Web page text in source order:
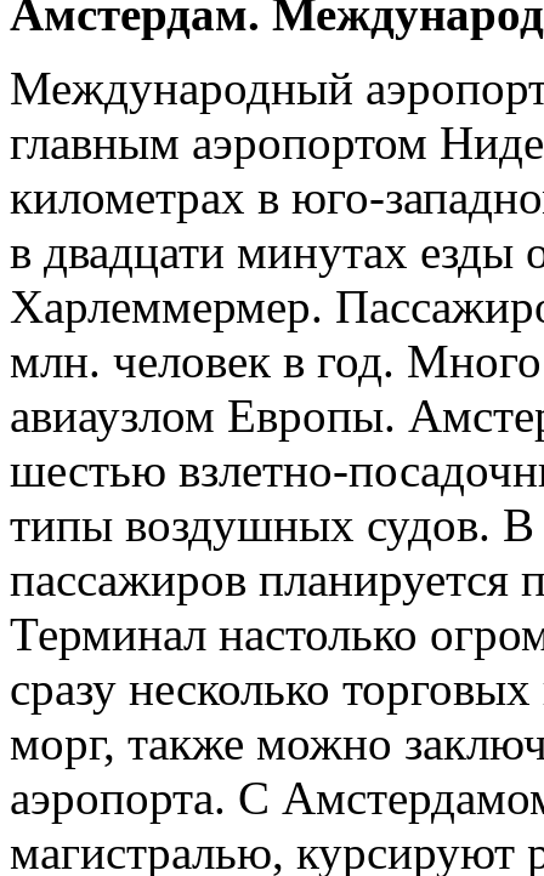
Амстердам.
Международный
главным аэропортом
километрах в юго-
в двадцати минутах езды
Харлеммермер.
млн. человек в год.
авиаузлом Европы.
шестью взлетно-
типы воздушных судов.
пассажиров планируется
Терминал настолько
сразу несколько
морг, также можно
аэропорта. С
магистралью, курсируют